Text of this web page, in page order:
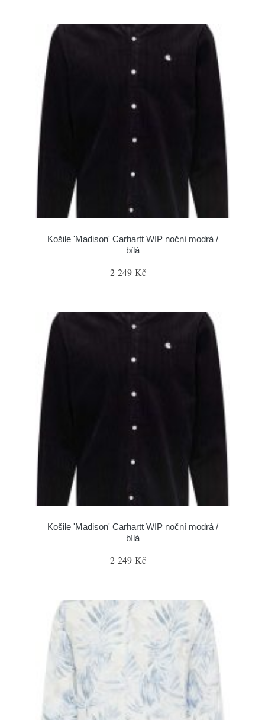
Košile 'Madison' Carhartt WIP noční modrá /
bílá
2 249 Kč
Košile 'Madison' Carhartt WIP noční modrá /
bílá
2 249 Kč